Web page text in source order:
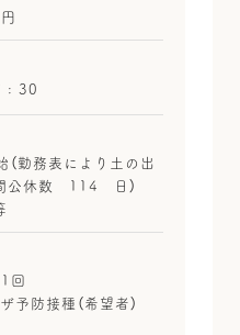
: 30
（勤務表により土の出
休数 114 日）
回
予防接種（希望者）